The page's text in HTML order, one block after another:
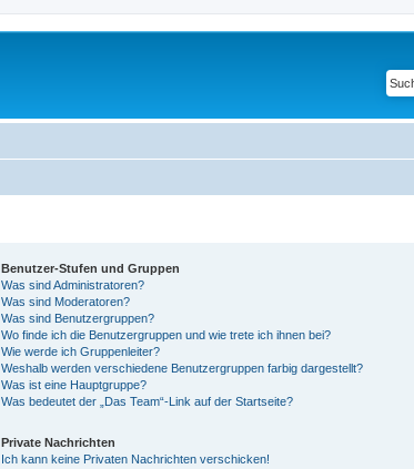
Benutzer-Stufen und Gruppen
Was sind Administratoren?
Was sind Moderatoren?
Was sind Benutzergruppen?
Wo finde ich die Benutzergruppen und wie trete ich ihnen bei?
Wie werde ich Gruppenleiter?
Weshalb werden verschiedene Benutzergruppen farbig dargestellt?
Was ist eine Hauptgruppe?
Was bedeutet der „Das Team“-Link auf der Startseite?
Private Nachrichten
Ich kann keine Privaten Nachrichten verschicken!